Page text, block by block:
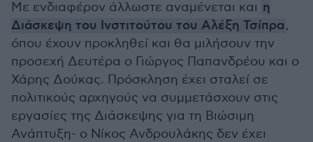
Με ενδιαφέρον άλλωστε αναμένεται και η
Διάσκεψη του Ινστιτούτου του Αλέξη Τσίπρα,
όπου έχουν προκληθεί και θα μιλήσουν την
προσεχή Δευτέρα ο Γιώργος Παπανδρέου και ο
Χάρης Δούκας. Πρόσκληση έχει σταλεί σε
πολιτικούς αρχηγούς να συμμετάσχουν στις
εργασίες της Διάσκεψης για τη Βιώσιμη
Ανάπτυξη- ο Νίκος Ανδρουλάκης δεν έχει